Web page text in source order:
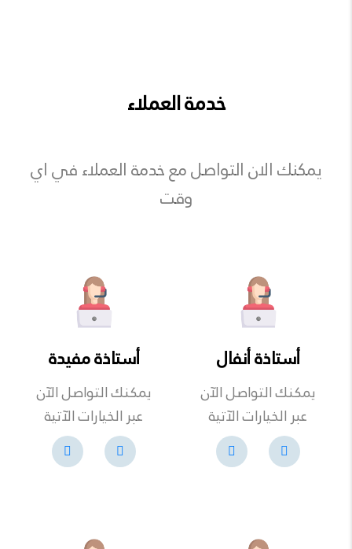
خدمة العملاء
يمكنك الان التواصل مع خدمة العملاء في اي
وقت
أستاذة أنفال
يمكنك التواصل الآن
عبر الخيارات الآتية
أستاذة مفيدة
يمكنك التواصل الآن
عبر الخيارات الآتية